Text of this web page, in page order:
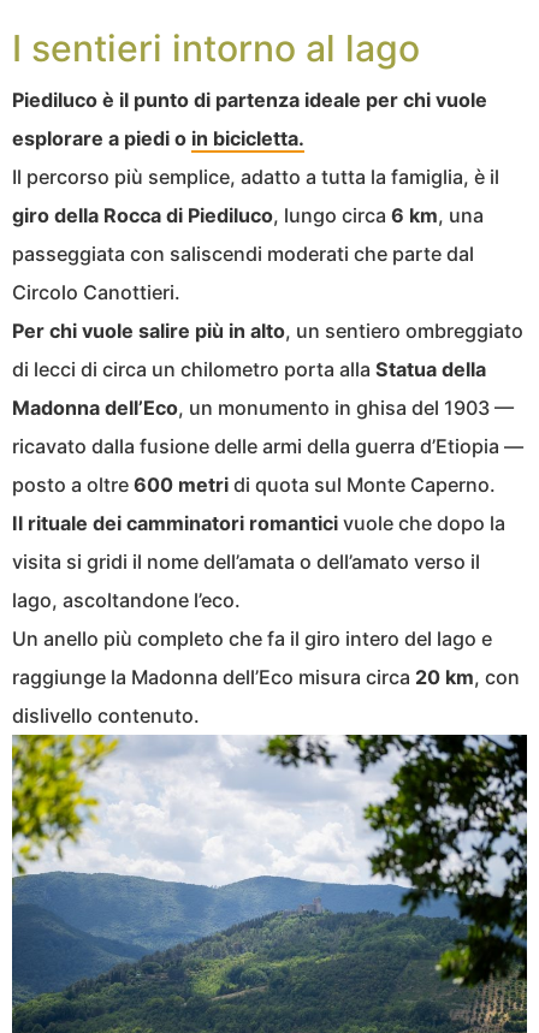
I sentieri intorno al lago
Piediluco è il punto di partenza ideale per chi vuole
esplorare a piedi o in bicicletta.
Il percorso più semplice, adatto a tutta la famiglia, è il
giro della Rocca di Piediluco, lungo circa 6 km, una
passeggiata con saliscendi moderati che parte dal
Circolo Canottieri.
Per chi vuole salire più in alto, un sentiero ombreggiato
di lecci di circa un chilometro porta alla Statua della
Madonna dell’Eco, un monumento in ghisa del 1903 —
ricavato dalla fusione delle armi della guerra d’Etiopia —
posto a oltre 600 metri di quota sul Monte Caperno.
Il rituale dei camminatori romantici vuole che dopo la
visita si gridi il nome dell’amata o dell’amato verso il
lago, ascoltandone l’eco.
Un anello più completo che fa il giro intero del lago e
raggiunge la Madonna dell’Eco misura circa 20 km, con
dislivello contenuto.